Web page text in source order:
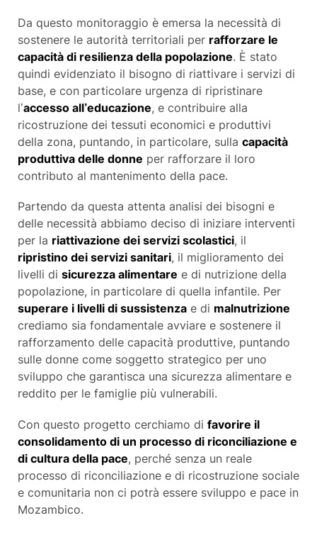
Da questo monitoraggio è emersa la necessità di
sostenere le autorità territoriali per rafforzare le
capacità di resilienza della popolazione. È stato
quindi evidenziato il bisogno di riattivare i servizi di
base, e con particolare urgenza di ripristinare
l’accesso all’educazione, e contribuire alla
ricostruzione dei tessuti economici e produttivi
della zona, puntando, in particolare, sulla capacità
produttiva delle donne per rafforzare il loro
contributo al mantenimento della pace.
Partendo da questa attenta analisi dei bisogni e
delle necessità abbiamo deciso di iniziare interventi
per la riattivazione dei servizi scolastici, il
ripristino dei servizi sanitari, il miglioramento dei
livelli di sicurezza alimentare e di nutrizione della
popolazione, in particolare di quella infantile. Per
superare i livelli di sussistenzae di malnutrizione
crediamo sia fondamentale avviare e sostenere il
rafforzamento delle capacità produttive, puntando
sulle donne come soggetto strategico per uno
sviluppo che garantisca una sicurezza alimentare e
reddito per le famiglie più vulnerabili.
Con questo progetto cerchiamo di favorire il
consolidamento di un processo di riconciliazione e
di cultura della pace, perché senza un reale
processo di riconciliazione e di ricostruzione sociale
e comunitaria non ci potrà essere sviluppo e pace in
Mozambico.